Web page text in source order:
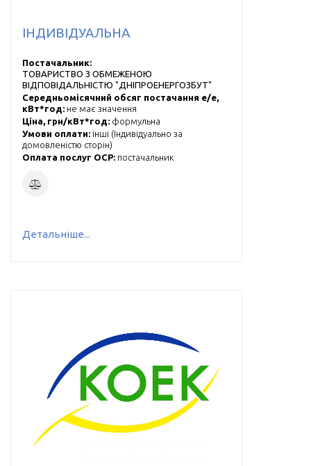
ІНДИВІДУАЛЬНА
Постачальник:
ТОВАРИСТВО З ОБМЕЖЕНОЮ
ВІДПОВІДАЛЬНІСТЮ "ДНІПРОЕНЕРГОЗБУТ"
Середньомісячний обсяг постачання е/е,
кВт*год: не має значення
Ціна, грн/кВт*год: формульна
Умови оплати: інші (Індивідуально за
домовленістю сторін)
Оплата послуг ОСР: постачальник
Детальніше...